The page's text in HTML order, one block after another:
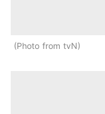
Photo from tvN